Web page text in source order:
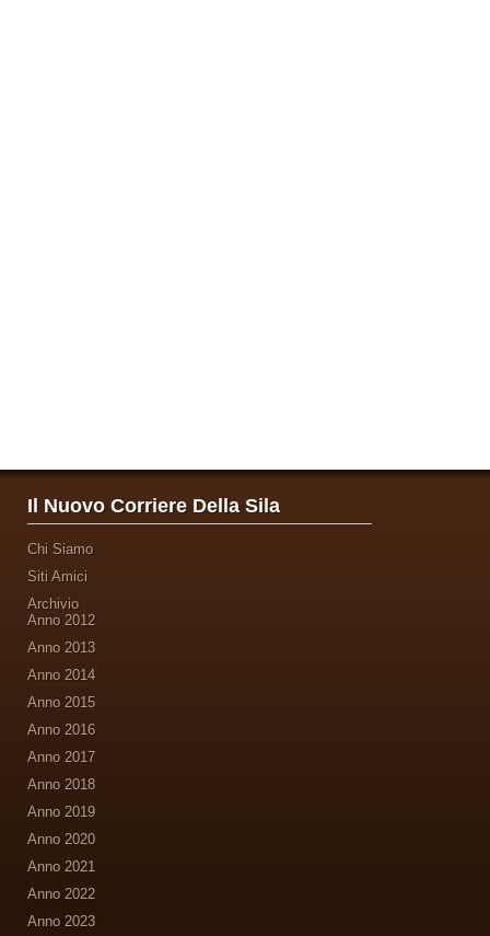
Il Nuovo Corriere Della Sila
Chi Siamo
Siti Amici
Archivio
Anno 2012
Anno 2013
Anno 2014
Anno 2015
Anno 2016
Anno 2017
Anno 2018
Anno 2019
Anno 2020
Anno 2021
Anno 2022
Anno 2023